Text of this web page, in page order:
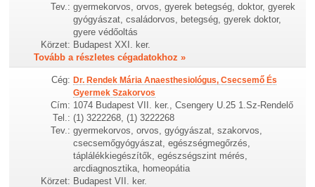
Tev.: gyermekorvos, orvos, gyerek betegség, doktor, gyerek
gyógyászat, családorvos, betegség, gyerek doktor,
gyere védőoltás
Körzet: Budapest XXI. ker.
Tovább a részletes cégadatokhoz »
Cég: Dr. Rendek Mária Anaesthesiológus, Csecsemő És
Gyermek Szakorvos
Cím: 1074 Budapest VII. ker., Csengery U.25 1.Sz-Rendelő
Tel.: (1) 3222268, (1) 3222268
Tev.: gyermekorvos, orvos, gyógyászat, szakorvos,
csecsemőgyógyászat, egészségmegőrzés,
táplálékkiegészítők, egészségszint mérés,
arcdiagnosztika, homeopátia
Körzet: Budapest VII. ker.